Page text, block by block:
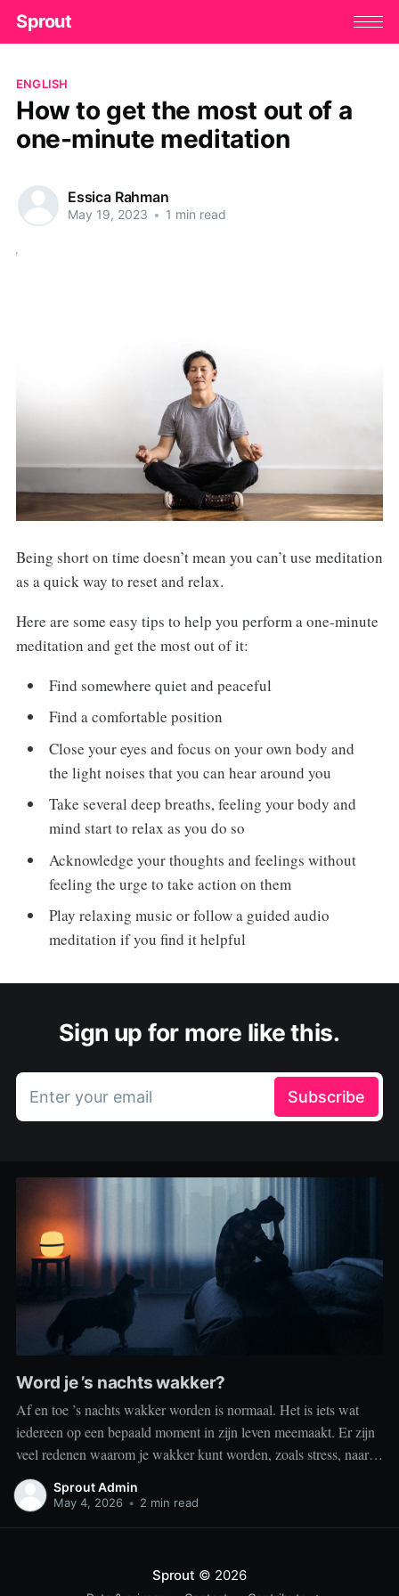
Sprout
ENGLISH
How to get the most out of a
one-minute meditation
Essica Rahman
May 19, 2023 • 1 min read
Being short on time doesn’t mean you can’t use meditation
as a quick way to reset and relax.
Here are some easy tips to help you perform a one-minute
meditation and get the most out of it:
Find somewhere quiet and peaceful
Find a comfortable position
Close your eyes and focus on your own body and
the light noises that you can hear around you
Take several deep breaths, feeling your body and
mind start to relax as you do so
Acknowledge your thoughts and feelings without
feeling the urge to take action on them
Play relaxing music or follow a guided audio
meditation if you find it helpful
Sign up for more like this.
Enter your email Subscribe
Word je ’s nachts wakker?
Af en toe ’s nachts wakker worden is normaal. Het is iets wat
iedereen op een bepaald moment in zijn leven meemaakt. Er zijn
veel redenen waarom je wakker kunt worden, zoals stress, naar
het toilet moeten, je omgeving of medische aandoeningen die je
slaap beïnvloeden. Dit is geen probleem
Sprout Admin
May 4, 2026 • 2 min read
Sprout © 2026